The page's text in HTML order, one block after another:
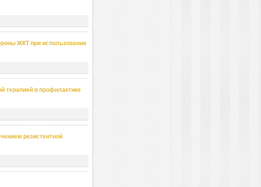
ЖКТ при использовании
терапией в профилактике
резистентной